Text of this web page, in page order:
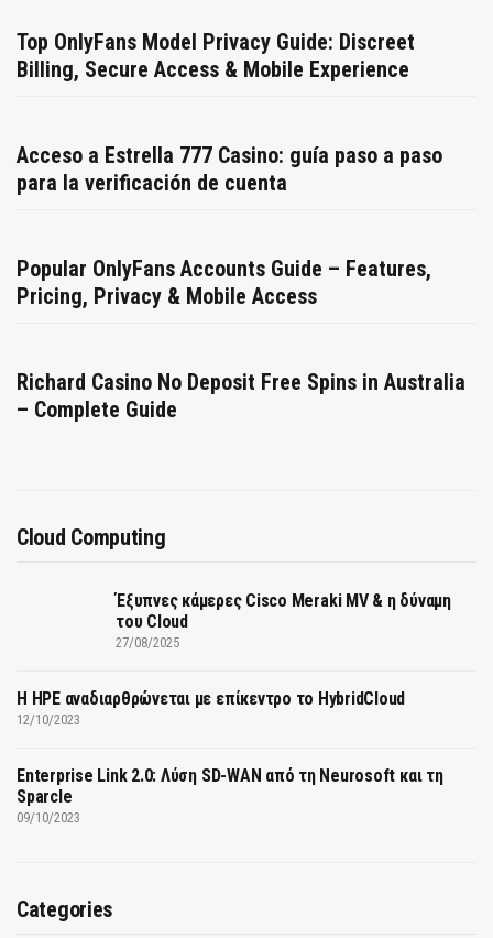
Top OnlyFans Model Privacy Guide: Discreet
Billing, Secure Access & Mobile Experience
Acceso a Estrella 777 Casino: guía paso a paso
para la verificación de cuenta
Popular OnlyFans Accounts Guide – Features,
Pricing, Privacy & Mobile Access
Richard Casino No Deposit Free Spins in Australia
– Complete Guide
Cloud Computing
Έξυπνες κάμερες Cisco Meraki MV & η δύναμη
του Cloud
27/08/2025
H HPE αναδιαρθρώνεται με επίκεντρο το HybridCloud
12/10/2023
Enterprise Link 2.0: Λύση SD-WAN από τη Neurosoft και τη
Sparcle
09/10/2023
Categories